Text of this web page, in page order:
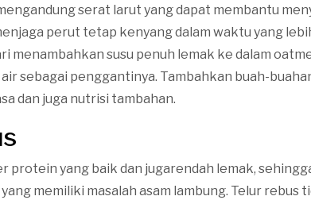
serat larut yang dapat membantu
perut tetap kenyang dalam waktu yang
menambahkan susu penuh lemak ke dalam
sebagai penggantinya. Tambahkan buah-
dan juga nutrisi tambahan.
protein yang baik dan jugarendah lemak,
memiliki masalah asam lambung. Telur rebus